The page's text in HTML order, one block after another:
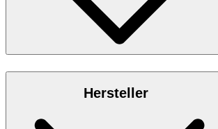
Dieses Produkt enthält mindestens 50%
recyceltes Polyester. Certified by Control
Hersteller